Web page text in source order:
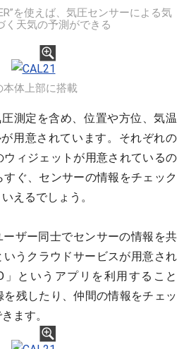
を使えば、気圧センサーによる気
く天気の予測ができる
本体上部に搭載
圧測定を含め、位置や方位、気温
用意されています。それぞれの
ィジェットが用意されているの
ぐ、センサーの情報をチェック
えるでしょう。
ーザー同士でセンサーの情報を共
いうクラウドサービスが用意され
」というアプリを利用すること
残したり、仲間の情報をチェッ
ます。